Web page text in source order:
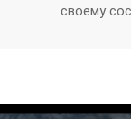
своему